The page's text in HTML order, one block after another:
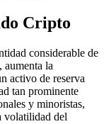
Cripto
considerable de
la
activo de reserva
tan prominente
y minoristas,
volatilidad del